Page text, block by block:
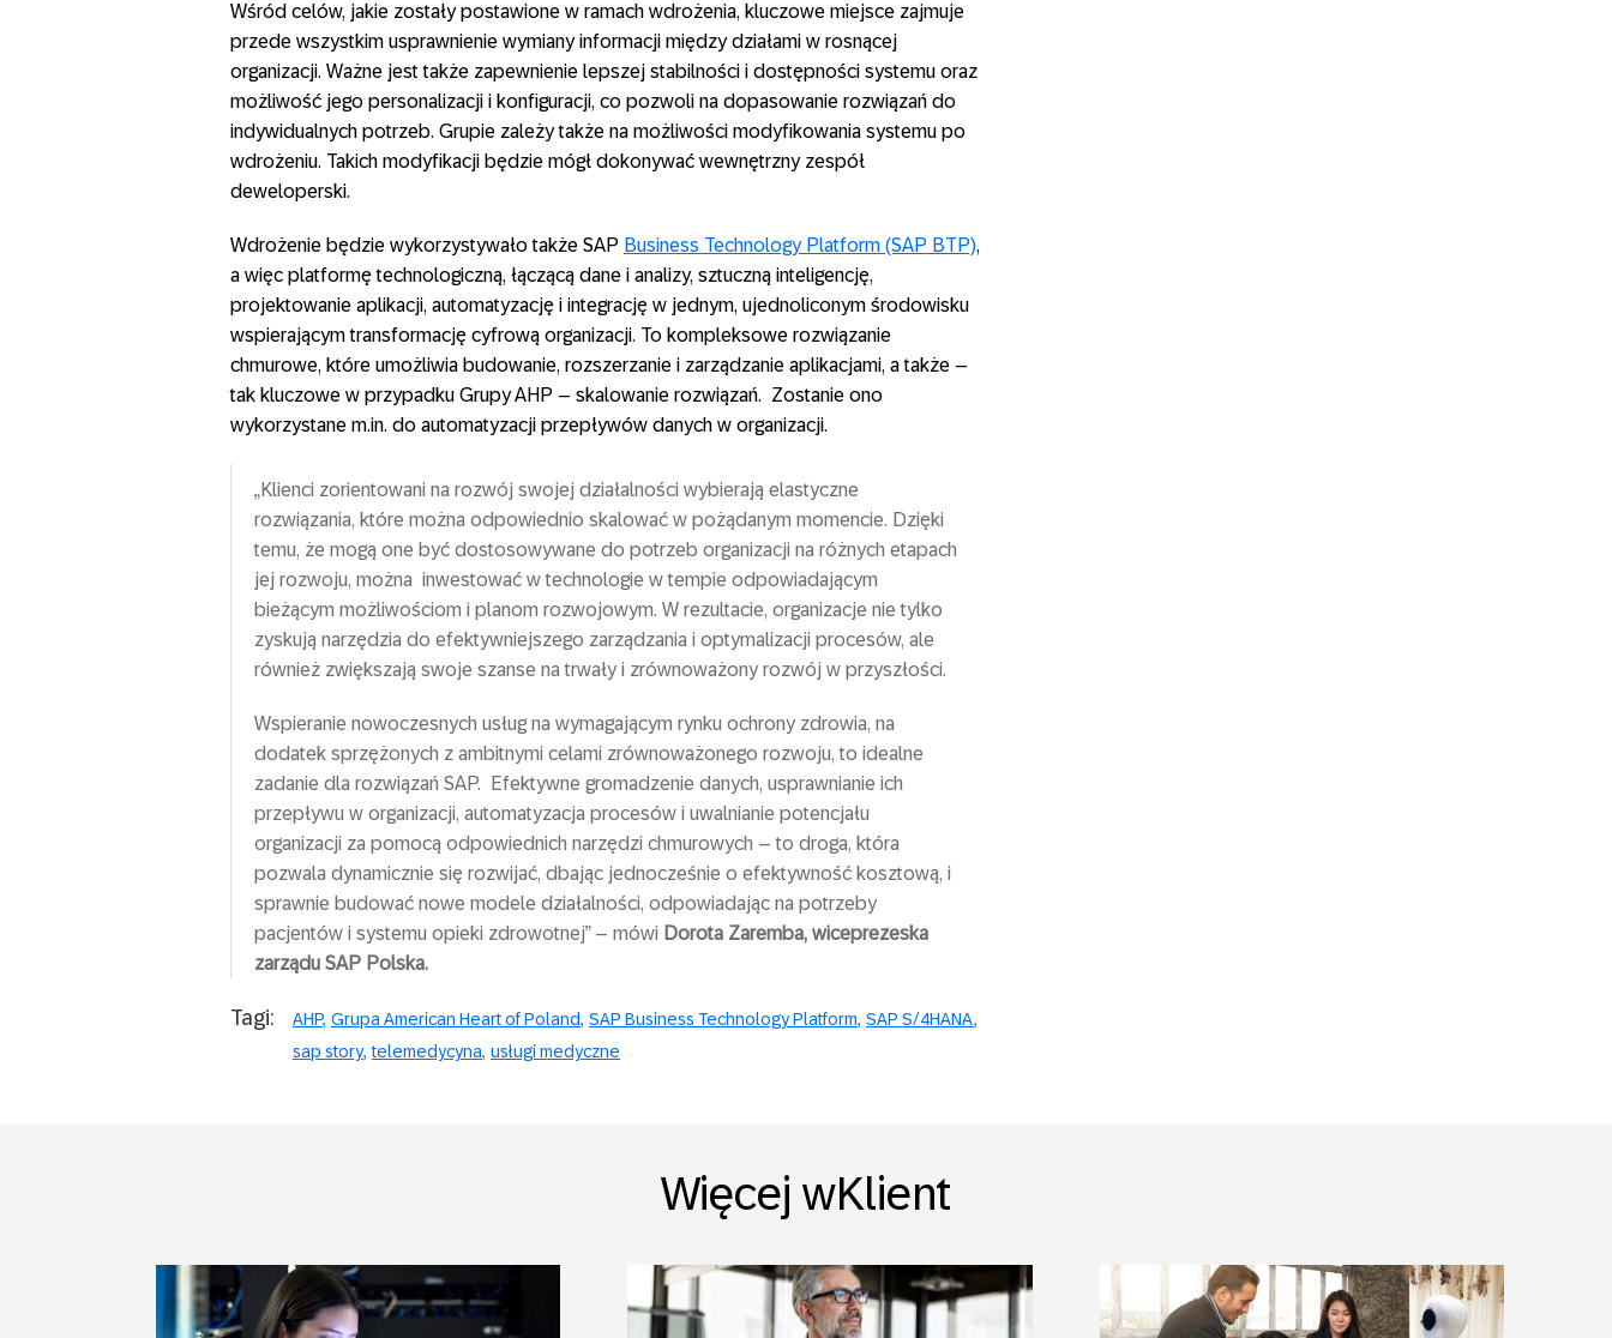
Wśród celów, jakie zostały postawione w ramach wdrożenia, kluczowe miejsce zajmuje
przede wszystkim usprawnienie wymiany informacji między działami w rosnącej
organizacji. Ważne jest także zapewnienie lepszej stabilności i dostępności systemu oraz
możliwość jego personalizacji i konfiguracji, co pozwoli na dopasowanie rozwiązań do
indywidualnych potrzeb. Grupie zależy także na możliwości modyfikowania systemu po
wdrożeniu. Takich modyfikacji będzie mógł dokonywać wewnętrzny zespół
deweloperski.
Wdrożenie będzie wykorzystywało także SAP Business Technology Platform (SAP BTP),
a więc platformę technologiczną, łączącą dane i analizy, sztuczną inteligencję,
projektowanie aplikacji, automatyzację i integrację w jednym, ujednoliconym środowisku
wspierającym transformację cyfrową organizacji. To kompleksowe rozwiązanie
chmurowe, które umożliwia budowanie, rozszerzanie i zarządzanie aplikacjami, a także –
tak kluczowe w przypadku Grupy AHP – skalowanie rozwiązań. Zostanie ono
wykorzystane m.in. do automatyzacji przepływów danych w organizacji.
„Klienci zorientowani na rozwój swojej działalności wybierają elastyczne
rozwiązania, które można odpowiednio skalować w pożądanym momencie. Dzięki
temu, że mogą one być dostosowywane do potrzeb organizacji na różnych etapach
jej rozwoju, można inwestować w technologie w tempie odpowiadającym
bieżącym możliwościom i planom rozwojowym. W rezultacie, organizacje nie tylko
zyskują narzędzia do efektywniejszego zarządzania i optymalizacji procesów, ale
również zwiększają swoje szanse na trwały i zrównoważony rozwój w przyszłości.
Wspieranie nowoczesnych usług na wymagającym rynku ochrony zdrowia, na
dodatek sprzężonych z ambitnymi celami zrównoważonego rozwoju, to idealne
zadanie dla rozwiązań SAP. Efektywne gromadzenie danych, usprawnianie ich
przepływu w organizacji, automatyzacja procesów i uwalnianie potencjału
organizacji za pomocą odpowiednich narzędzi chmurowych – to droga, która
pozwala dynamicznie się rozwijać, dbając jednocześnie o efektywność kosztową, i
sprawnie budować nowe modele działalności, odpowiadając na potrzeby
pacjentów i systemu opieki zdrowotnej” – mówi Dorota Zaremba, wiceprezeska
zarządu SAP Polska.
Tagi: AHP Grupa American Heart of Poland SAP Business Technology Platform SAP S/4HANA
sap story telemedycyna usługi medyczne
Więcej wKlient